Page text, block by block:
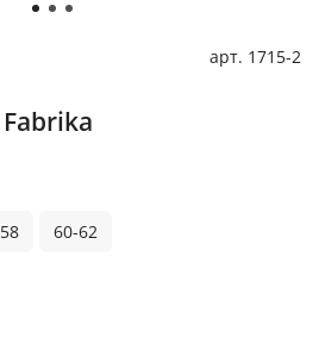
арт. 1715-2
60-62